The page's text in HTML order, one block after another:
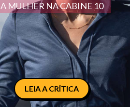
A MULHER NA CABINE 10
LEIA A CRÍTICA